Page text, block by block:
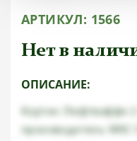
АРТИКУЛ: 1566
Нет в
ОПИСАНИЕ:
Кортик Люфтваффе
производитель WKC